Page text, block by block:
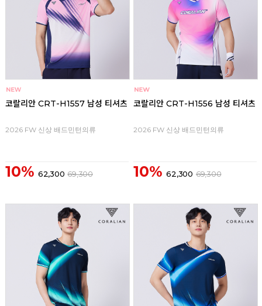
코랄리안 CRT-H1557 남성 티셔츠
2026 FW 신상 배드민턴의류
10% 62,300 69,300
코랄리안 CRT-H1556 남성 티셔츠
2026 FW 신상 배드민턴의류
10% 62,300 69,300